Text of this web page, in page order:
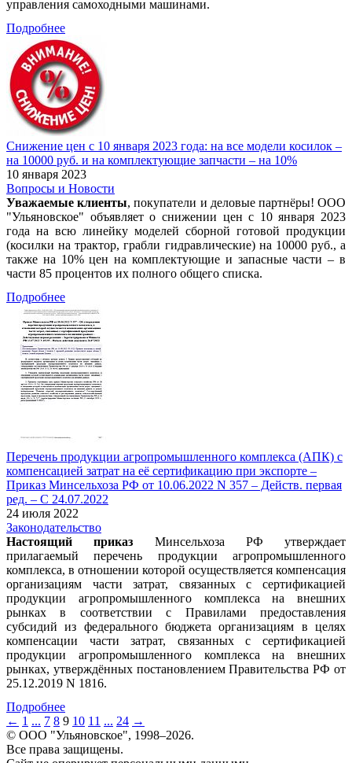
управления самоходными машинами.
Подробнее
Снижение цен с 10 января 2023 года: на все модели косилок –
на 10000 руб. и на комплектующие запчасти – на 10%
10 января 2023
Вопросы и Новости
Уважаемые клиенты, покупатели и деловые партнёры! ООО
"Ульяновское" объявляет о снижении цен с 10 января 2023
года на всю линейку моделей сборной готовой продукции
(косилки на трактор, грабли гидравлические) на 10000 руб., а
также на 10% цен на комплектующие и запасные части – в
части 85 процентов их полного общего списка.
Подробнее
Перечень продукции агропромышленного комплекса (АПК) с
компенсацией затрат на её сертификацию при экспорте –
Приказ Минсельхоза РФ от 10.06.2022 N 357 – Действ. первая
ред. – С 24.07.2022
24 июля 2022
Законодательство
Настоящий приказ Минсельхоза РФ утверждает
прилагаемый перечень продукции агропромышленного
комплекса, в отношении которой осуществляется компенсация
организациям части затрат, связанных с сертификацией
продукции агропромышленного комплекса на внешних
рынках в соответствии с Правилами предоставления
субсидий из федерального бюджета организациям в целях
компенсации части затрат, связанных с сертификацией
продукции агропромышленного комплекса на внешних
рынках, утверждённых постановлением Правительства РФ от
25.12.2019 N 1816.
Подробнее
← 1 ... 7 8 9 10 11 ... 24 →
© ООО "Ульяновское", 1998–2026.
Все права защищены.